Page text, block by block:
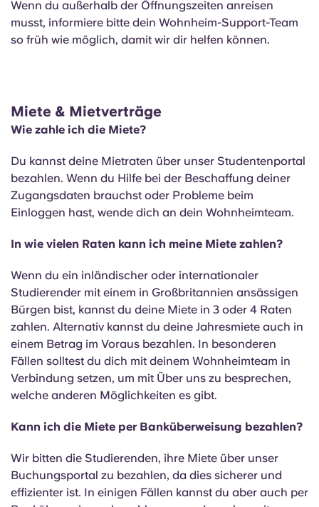
Wenn du außerhalb der Öffnungszeiten anreisen
musst, informiere bitte dein Wohnheim-Support-Team
so früh wie möglich, damit wir dir helfen können.
Miete & Mietverträge
Wie zahle ich die Miete?
Du kannst deine Mietraten über unser Studentenportal
bezahlen. Wenn du Hilfe bei der Beschaffung deiner
Zugangsdaten brauchst oder Probleme beim
Einloggen hast, wende dich an dein Wohnheimteam.
In wie vielen Raten kann ich meine Miete zahlen?
Wenn du ein inländischer oder internationaler
Studierender mit einem in Großbritannien ansässigen
Bürgen bist, kannst du deine Miete in 3 oder 4 Raten
zahlen. Alternativ kannst du deine Jahresmiete auch in
einem Betrag im Voraus bezahlen. In besonderen
Fällen solltest du dich mit deinem Wohnheimteam in
Verbindung setzen, um mit Über uns zu besprechen,
welche anderen Möglichkeiten es gibt.
Kann ich die Miete per Banküberweisung bezahlen?
Wir bitten die Studierenden, ihre Miete über unser
Buchungsportal zu bezahlen, da dies sicherer und
effizienter ist. In einigen Fällen kannst du aber auch per